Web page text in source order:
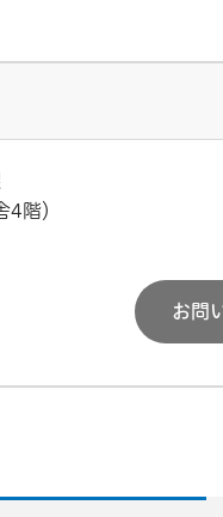
階）
お問